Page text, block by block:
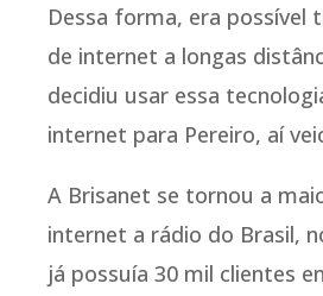
Dessa forma, era possível
de internet a longas
decidiu usar essa
internet para Pereiro, aí
A Brisanet se tornou a
internet a rádio do Brasil,
já possuía 30 mil clientes